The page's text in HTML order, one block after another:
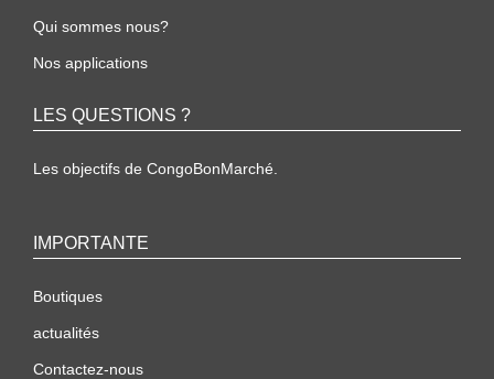
Qui sommes nous?
Nos applications
LES QUESTIONS ?
Les objectifs de CongoBonMarché.
IMPORTANTE
Boutiques
actualités
Contactez-nous